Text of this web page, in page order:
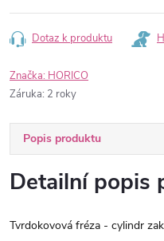
Dotaz k produktu
Značka: HORICO
Záruka: 2 roky
Popis produktu
Detailní popis
Tvrdokovová fréza - cylindr